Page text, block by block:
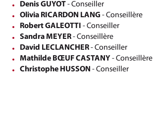
Denis GUYOT- Conseiller
Olivia RICARDON LANG - Conseillère
Robert GALEOTTI - Conseiller
Sandra MEYER- Conseillère
David LECLANCHER- Conseiller
Mathilde BŒUF CASTANY - Conseillère
Christophe HUSSON - Conseiller